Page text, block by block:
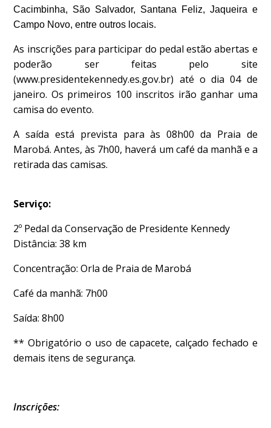
Cacimbinha, São Salvador, Santana Feliz, Jaqueira e
Campo Novo, entre outros locais.
As inscrições para participar do pedal estão abertas e
poderão ser feitas pelo site
(www.presidentekennedy.es.gov.br) até o dia 04 de
janeiro. Os primeiros 100 inscritos irão ganhar uma
camisa do evento.
A saída está prevista para às 08h00 da Praia de
Marobá. Antes, às 7h00, haverá um café da manhã e a
retirada das camisas.
Serviço:
2º Pedal da Conservação de Presidente Kennedy
Distância: 38 km
Concentração: Orla de Praia de Marobá
Café da manhã: 7h00
Saída: 8h00
** Obrigatório o uso de capacete, calçado fechado e
demais itens de segurança.
Inscrições: